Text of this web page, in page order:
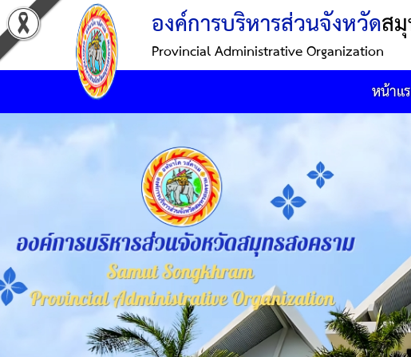
องค์การบริหารส่วนจังหวัดส
Provincial Administrative Organization
หน้าแ